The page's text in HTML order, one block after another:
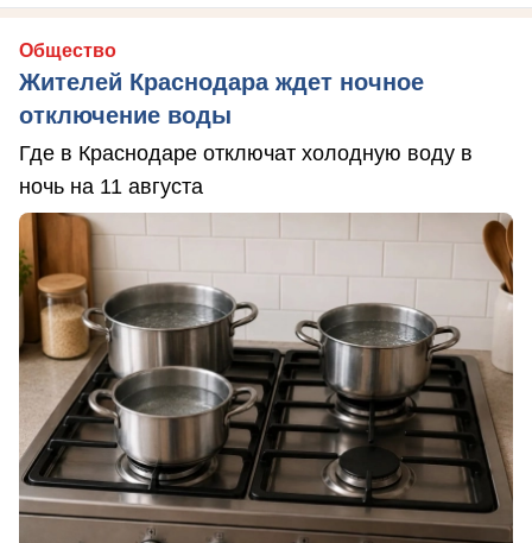
Общество
Жителей Краснодара ждет ночное
отключение воды
Где в Краснодаре отключат холодную воду в
ночь на 11 августа